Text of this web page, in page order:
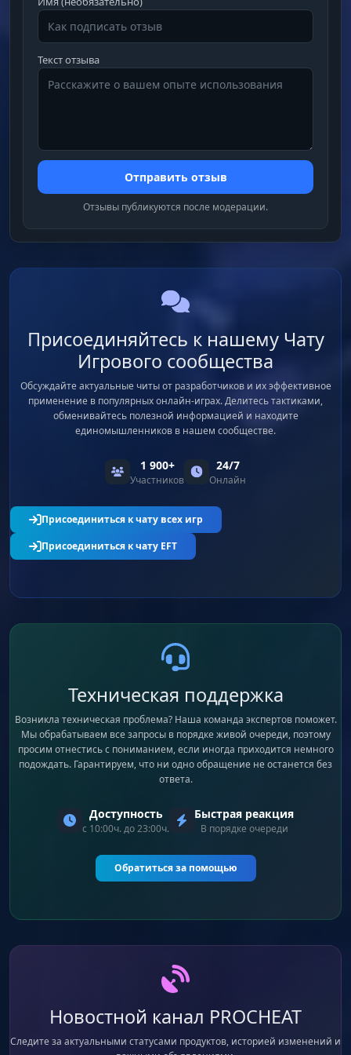
Текст отзыва
Отправить отзыв
Отзывы публикуются после модерации.
Присоединяйтесь к нашему Чату
Игрового сообщества
Обсуждайте актуальные читы от разработчиков и их эффективное
применение в популярных онлайн-играх. Делитесь тактиками,
обменивайтесь полезной информацией и находите
единомышленников в нашем сообществе.
1 900+
Участников
24/7
Онлайн
Присоединиться к чату всех игр
Присоединиться к чату EFT
Техническая поддержка
Возникла техническая проблема? Наша команда экспертов поможет.
Мы обрабатываем все запросы в порядке живой очереди, поэтому
просим отнестись с пониманием, если иногда приходится немного
подождать. Гарантируем, что ни одно обращение не останется без
ответа.
Доступность
с 10:00ч. до 23:00ч.
Быстрая реакция
В порядке очереди
Обратиться за помощью
Новостной канал PROCHEAT
Следите за актуальными статусами продуктов, историей изменений и